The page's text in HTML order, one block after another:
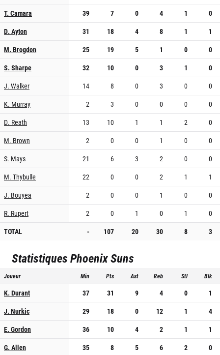
T. Camara
39 7 0 4 1
0
D. Ayton
31 18 4 8 1
1
M. Brogdon
25 19 5 1 0
0
S. Sharpe
32 10 0 3 1
0
J. Walker
14 8 0 3 0
0
K. Murray
2 3 0 0 0
0
D. Reath
13 10 1 1 2
0
M. Brown
2 0 0 1 0
0
S. Mays
21 6 3 2 0
0
M. Thybulle
22 0 0 2 1
1
J. Bouyea
2 0 0 1 0
0
R. Rupert
2 0 1 0 1
0
TOTAL
- 107 20 30 8 3
StatistiquesPhoenix Suns
Joueur Min Pts Ast Reb Stl Blk
K. Durant 37 31 9 4 0
1
J. Nurkic
29 18 0 12 1
4
E. Gordon
36 10 4 2 1
1
G. Allen
35 8 5 6 2
0